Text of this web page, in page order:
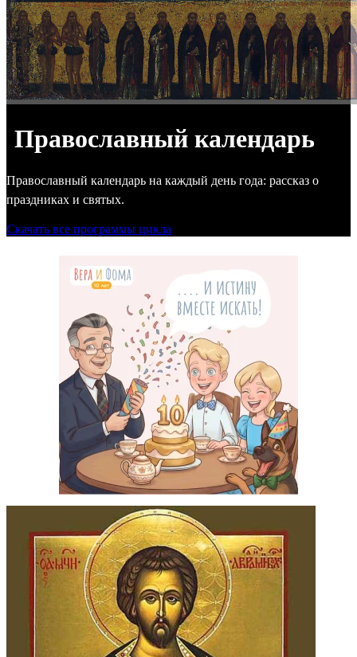
Православный календарь
Православный календарь на каждый день года: рассказ о
праздниках и святых.
Скачать все программы цикла